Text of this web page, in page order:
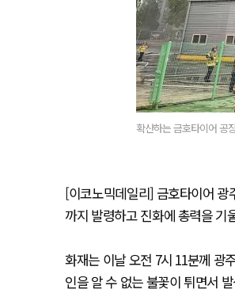
확산하는 금호타이어 공
[이코노믹데일리] 금호타이어
까지 발령하고 진화에 총력을 기
화재는 이날 오전 7시 11분께 광
인을 알 수 없는 불꽃이 튀면서